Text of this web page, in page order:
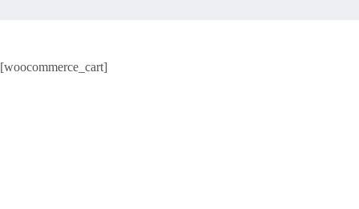
[woocommerce_cart]